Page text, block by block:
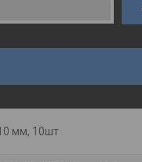
мм, 10шт